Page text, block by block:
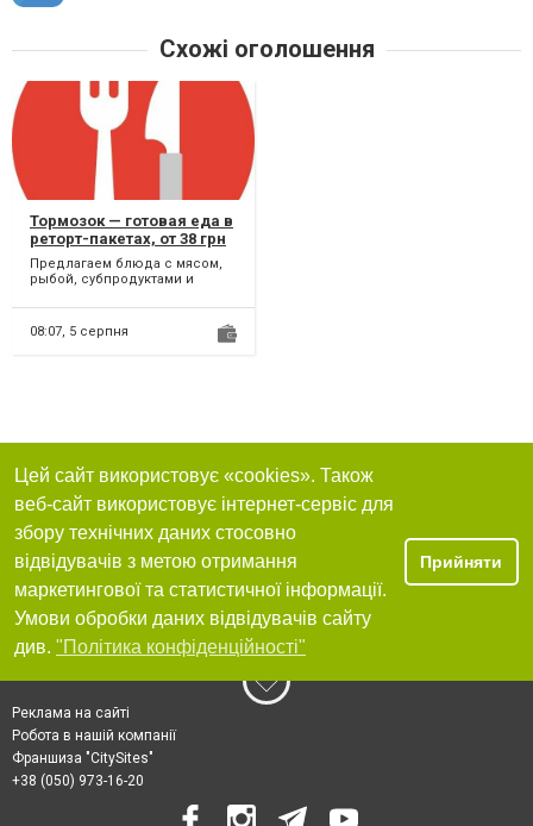
Схожі оголошення
Тормозок — готовая еда в
реторт-пакетах, от 38 грн
Предлагаем блюда с мясом,
рыбой, субпродуктами и
доставка НП. Интернет-ма...
08:07, 5 серпня
Цей сайт використовує «cookies». Також
веб-сайт використовує інтернет-сервіс для
збору технічних даних стосовно
відвідувачів з метою отримання
маркетингової та статистичної інформації.
Умови обробки даних відвідувачів сайту
див. "Політика конфіденційності"
Прийняти
Реклама на сайті
Робота в нашій компанії
Франшиза "CitySites"
+38 (050) 973-16-20